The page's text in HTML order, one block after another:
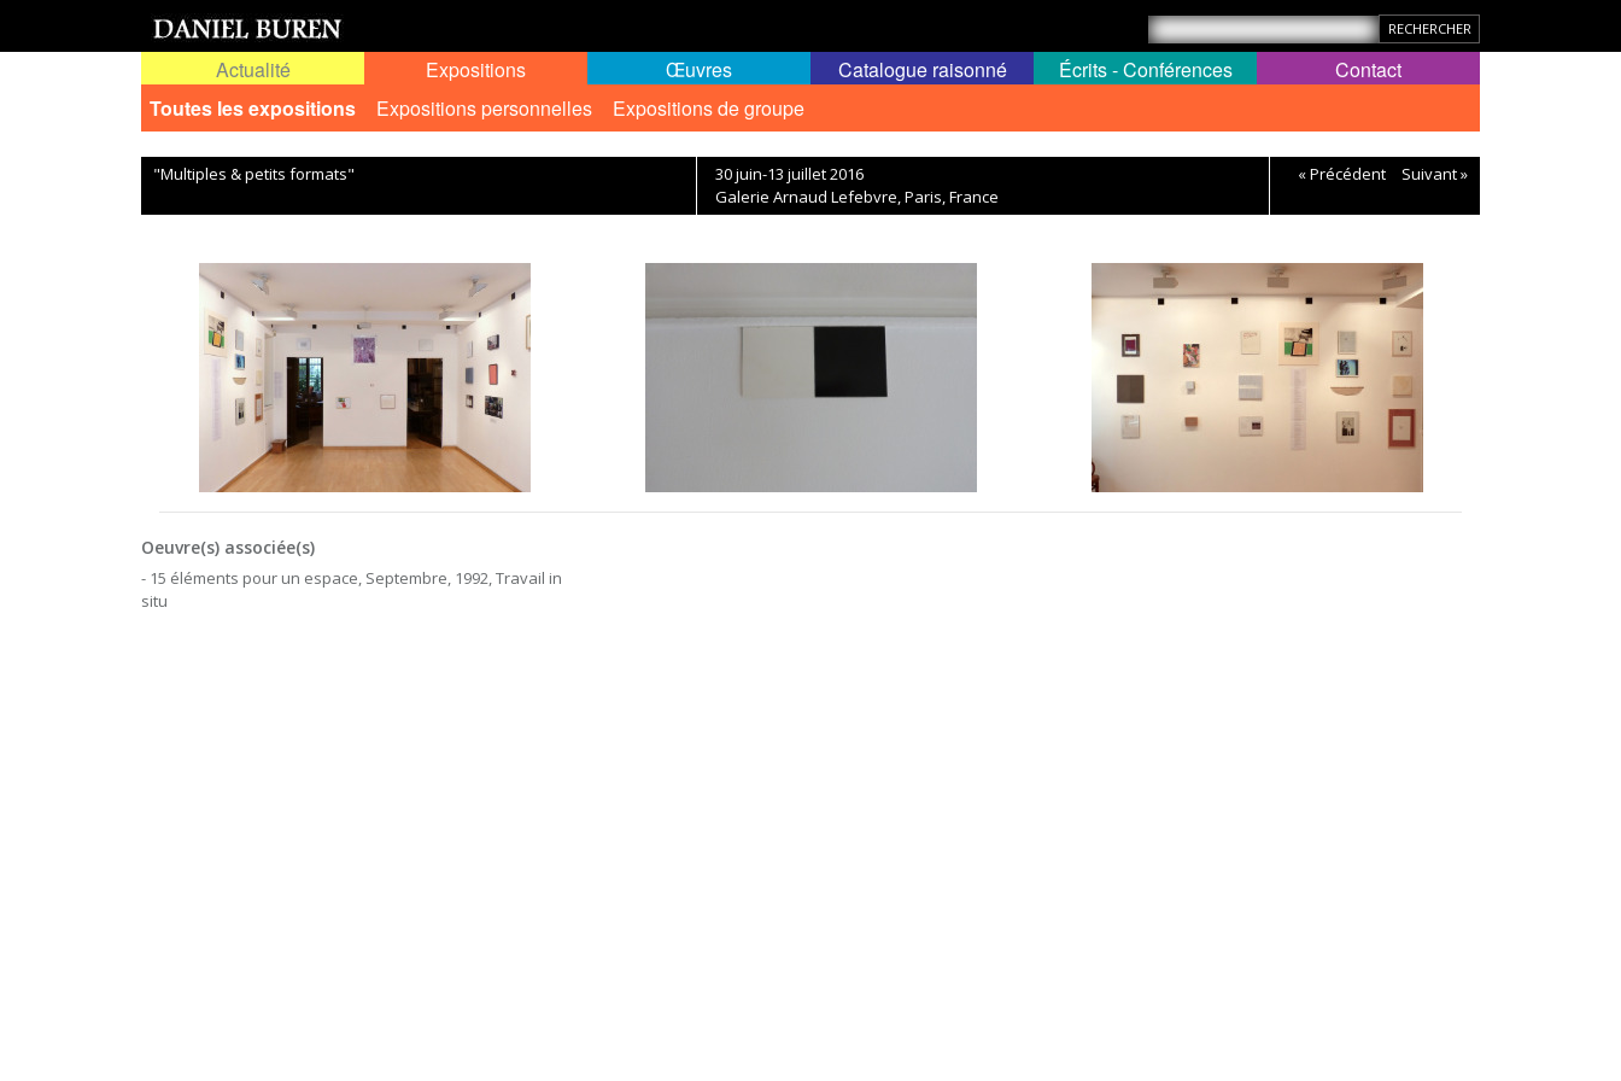
Actualité
Expositions
Toutes les expositions
Expositions personnelles Expositions de groupe
Œuvres Catalogue raisonné Écrits - Conférences Contact
"Multiples & petits formats"
30 juin-13 juillet 2016
Galerie Arnaud Lefebvre, Paris, France
« Précédent Suivant »
Oeuvre(s) associée(s)
- 15 éléments pour un espace, Septembre, 1992, Travail in
situ